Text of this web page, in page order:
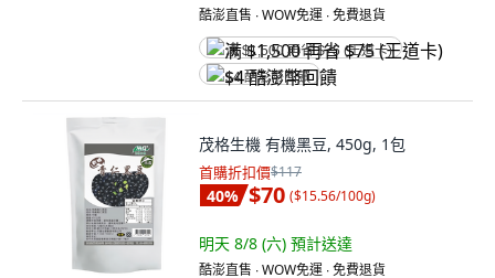
酷澎直售 ∙ WOW免運 ∙ 免費退貨
满 $1,500 再省 $75 (王道卡)
$4 酷澎幣回饋
茂格生機 有機黑豆, 450g, 1包
首購折扣價$117
40% $70 ($15.56/100g)
明天 8/8 (六) 預計送達
酷澎直售 ∙ WOW免運 ∙ 免費退貨